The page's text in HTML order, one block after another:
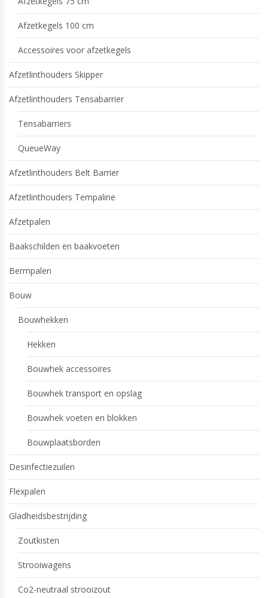
Afzetkegels 100 cm
Accessoires voor afzetkegels
Afzetlinthouders Skipper
Afzetlinthouders Tensabarrier
Tensabarriers
QueueWay
Afzetlinthouders Belt Barrier
Afzetlinthouders Tempaline
Afzetpalen
Baakschilden en baakvoeten
Bermpalen
Bouw
Bouwhekken
Hekken
Bouwhek accessoires
Bouwhek transport en opslag
Bouwhek voeten en blokken
Bouwplaatsborden
Desinfectiezuilen
Flexpalen
Gladheidsbestrijding
Zoutkisten
Strooiwagens
Co2-neutraal strooizout